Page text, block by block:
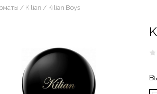
Kilian Kilian Boys